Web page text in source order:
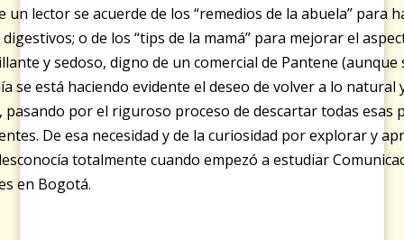
un lector se acuerde de los “remedios de la abuela” para
o de los “tips de la mamá” para mejorar el
y sedoso, digno de un comercial de Pantene (aunque
se está haciendo evidente el deseo de volver a lo natural
pasando por el riguroso proceso de descartar todas esas
De esa necesidad y de la curiosidad por explorar y
totalmente cuando empezó a estudiar
en Bogotá.